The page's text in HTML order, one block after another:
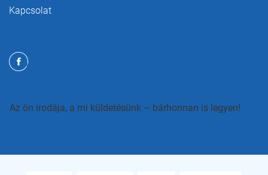
Kapcsolat
Az ön irodája, a mi küldetésünk – bárhonnan is legyen!